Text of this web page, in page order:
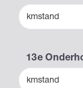
kmstand
13e
kmstand